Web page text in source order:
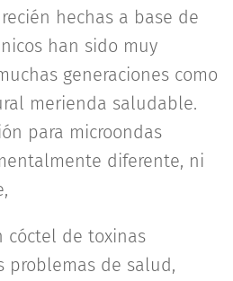
hechas a base de
han sido muy
generaciones como
merienda saludable.
para microondas
diferente, ni
cóctel de toxinas
problemas de salud,